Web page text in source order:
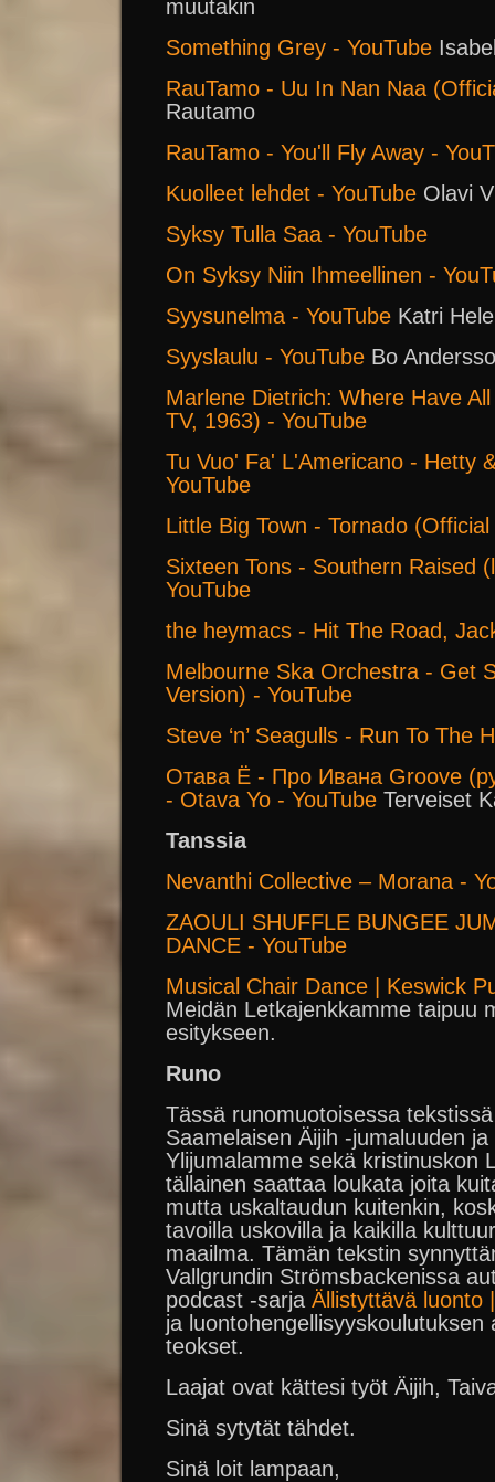
muutakin
Something Grey - YouTube
RauTamo - Uu In Nan Naa
Rautamo
RauTamo - You'll Fly Away -
Kuolleet lehdet - YouTube Olavi
Syksy Tulla Saa - YouTube
On Syksy Niin Ihmeellinen -
Syysunelma - YouTube Katri
Syyslaulu - YouTube Bo
Marlene Dietrich: Where Have
TV, 1963) - YouTube
Tu Vuo' Fa' L'Americano - Hetty
YouTube
Little Big Town - Tornado
Sixteen Tons - Southern Raised
YouTube
the heymacs - Hit The Road,
Melbourne Ska Orchestra - Get
Version) - YouTube
Steve ‘n’ Seagulls - Run To The
Отава Ё - Про Ивана Groove
- Otava Yo - YouTube Terveiset
Tanssia
Nevanthi Collective – Morana -
ZAOULI SHUFFLE BUNGEE
DANCE - YouTube
Musical Chair Dance | Keswick
Meidän Letkajenkkamme taipuu
esitykseen.
Runo
Tässä runomuotoisessa
Saamelaisen Äijih -jumaluuden
Ylijumalamme sekä kristinuskon
tällainen saattaa loukata joita
mutta uskaltaudun kuitenkin,
tavoilla uskovilla ja kaikilla
maailma. Tämän tekstin
Vallgrundin Strömsbackenissa
podcast -sarja Ällistyttävä luonto
ja
teokset.
Laajat ovat kättesi työt Äijih,
Sinä sytytät tähdet.
Sinä loit lampaan,